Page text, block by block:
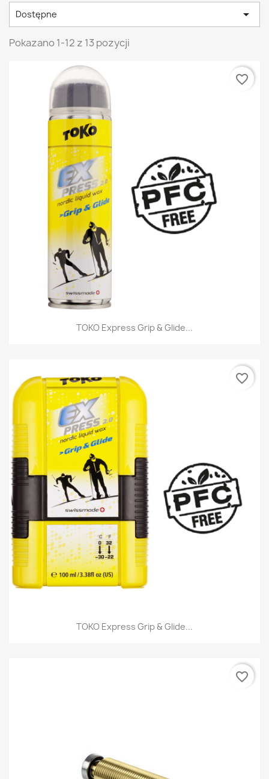
Dostępne 
Pokazano 1-12 z 13 pozycji
TOKO Express Grip & Glide...
favorite_border
TOKO Express Grip & Glide...
favorite_border
favorite_border